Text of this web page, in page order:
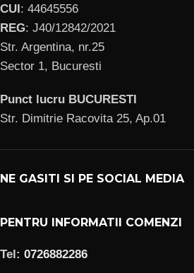
CUI: 44645556
REG: J40/12842/2021
Str. Argentina, nr.25
Sector 1, Bucuresti
Punct lucru BUCURESTI
Str. Dimitrie Racovita 25, Ap.01
NE GASITI SI PE SOCIAL MEDIA
PENTRU INFORMATII COMENZI
Tel: 0726882286